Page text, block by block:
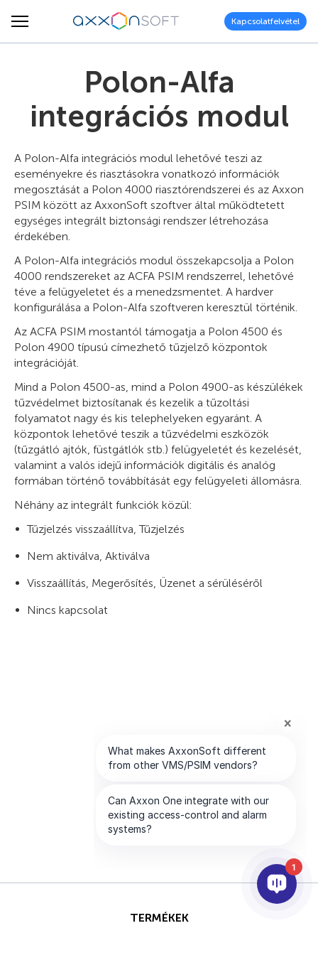
Kapcsolatfelvétel
Polon-Alfa
integrációs modul
A Polon-Alfa integrációs modul lehetővé teszi az
eseményekre és riasztásokra vonatkozó információk
megosztását a Polon 4000 riasztórendszerei és az Axxon
PSIM között az AxxonSoft szoftver által működtetett
egységes integrált biztonsági rendszer létrehozása
érdekében.
A Polon-Alfa integrációs modul összekapcsolja a Polon
4000 rendszereket az ACFA PSIM rendszerrel, lehetővé
téve a felügyeletet és a menedzsmentet. A hardver
konfigurálása a Polon-Alfa szoftveren keresztül történik.
Az ACFA PSIM mostantól támogatja a Polon 4500 és
Polon 4900 típusú címezhető tűzjelző központok
integrációját.
Mind a Polon 4500-as, mind a Polon 4900-as készülékek
tűzvédelmet biztosítanak és kezelik a tűzoltási
folyamatot nagy és kis telephelyeken egyaránt. A
központok lehetővé teszik a tűzvédelmi eszközök
(tűzgátló ajtók, füstgátlók stb.) felügyeletét és kezelését,
valamint a valós idejű információk digitális és analóg
formában történő továbbítását egy felügyeleti állomásra.
Néhány az integrált funkciók közül:
Tűzjelzés visszaállítva, Tűzjelzés
Nem aktiválva, Aktiválva
Visszaállítás, Megerősítés, Üzenet a sérüléséről
Nincs kapcsolat
TERMÉKEK
1